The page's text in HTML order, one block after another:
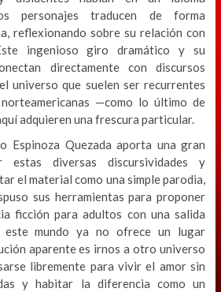
personajes traducen de forma
reflexionando sobre su relación con
ingenioso giro dramático y su
directamente con discursos
universo que suelen ser recurrentes
—como lo último de
adquieren una frescura particular.
Espinoza Quezada aporta una gran
estas diversas discursividades y
el material como una simple parodia,
sus herramientas para proponer
ficción para adultos con una salida
mundo ya no ofrece un lugar
aparente es irnos a otro universo
libremente para vivir el amor sin
y habitar la diferencia como un